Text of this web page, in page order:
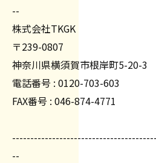
--
株式会社TKGK
〒239-0807
神奈川県横須賀市根岸町5-20-3
電話番号 : 0120-703-603
FAX番号 : 046-874-4771
--